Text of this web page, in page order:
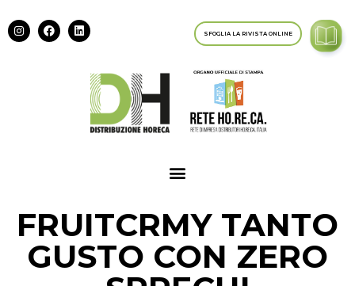
SFOGLIA LA RIVISTA ONLINE
FRUITCRMY TANTO
GUSTO CON ZERO